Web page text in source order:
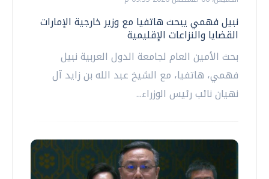
نبيل فهمي يبحث هاتفيا مع وزير خارجية الإمارات
القضايا والنزاعات الإقليمية
بحث الأمين العام لجامعة الدول العربية نبيل
فهمي، هاتفيا، مع الشيخ عبد الله بن زايد آل
نهيان نائب رئيس الوزراء...